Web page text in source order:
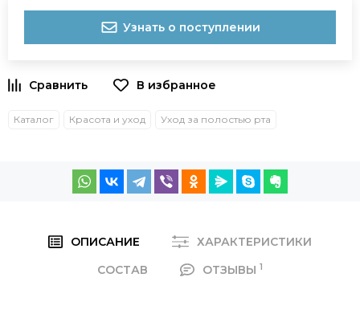
Узнать о поступлении
Каталог Красота и уход Уход за полостью рта
ОПИСАНИЕ
ХАРАКТЕРИСТИКИ
СОСТАВ
ОТЗЫВЫ 1